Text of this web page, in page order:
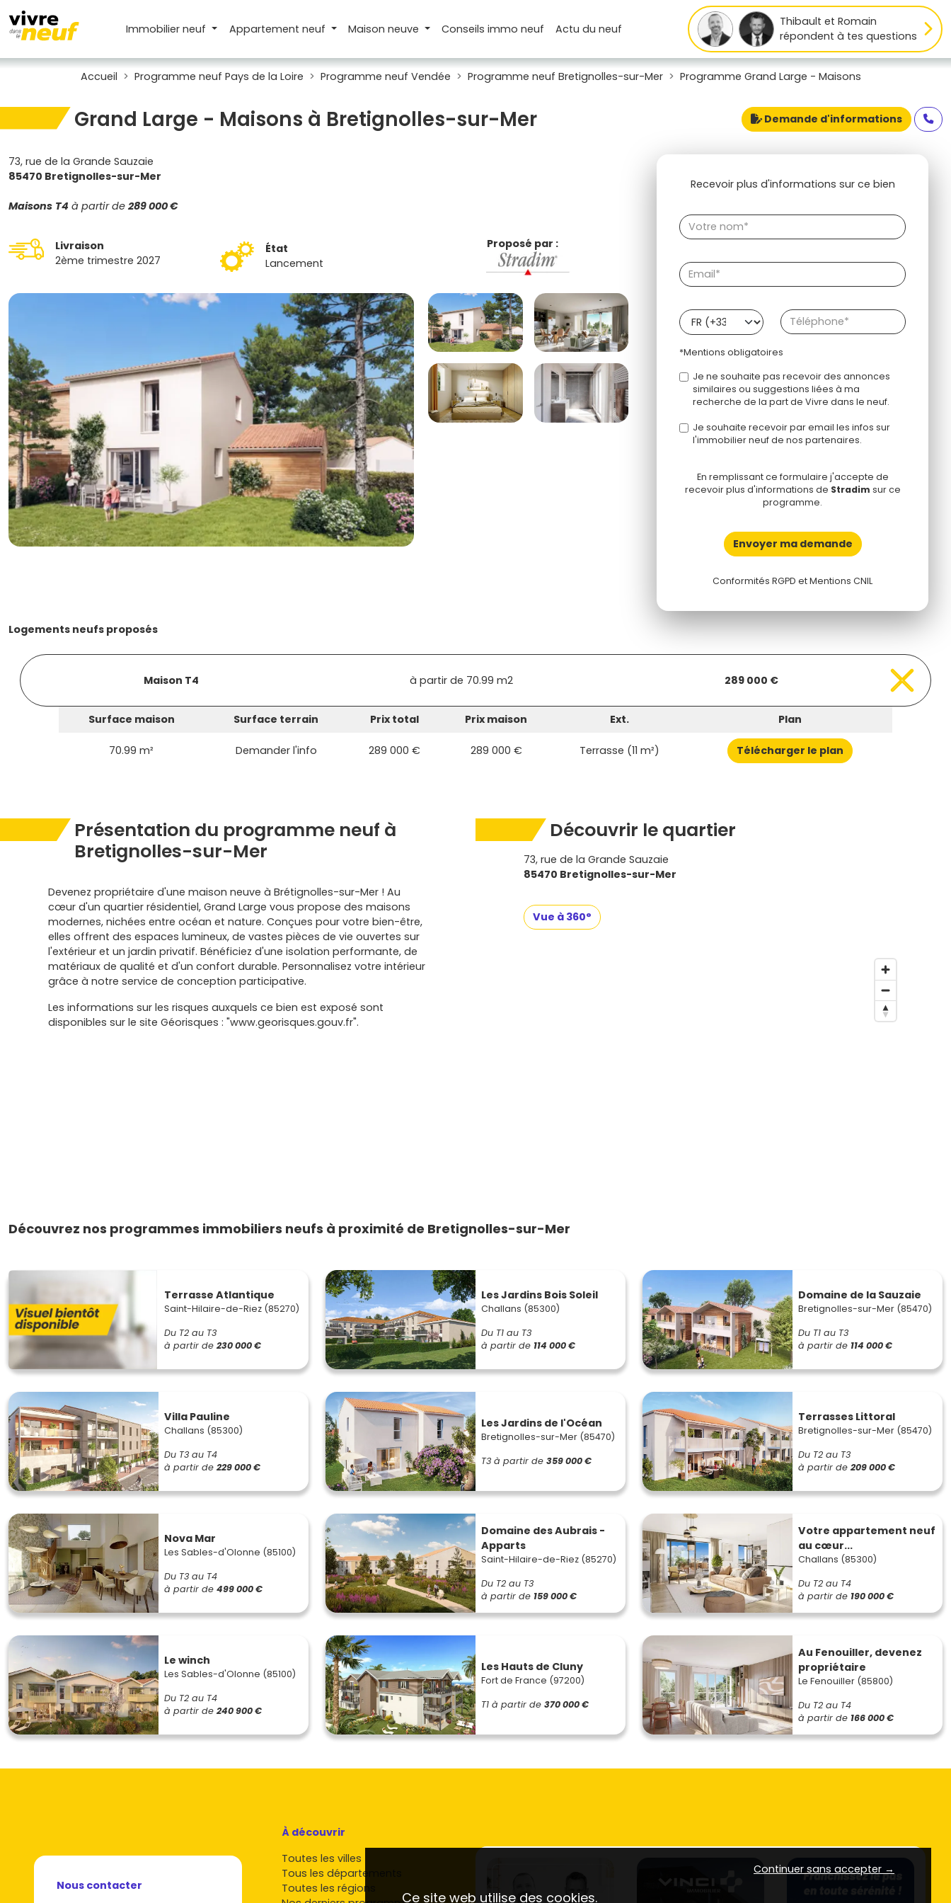
Immobilier neuf Appartement neuf Maison neuve Conseilsimmo neuf Actudu neuf
Thibault et Romain
répondent à tes questions
Accueil Programme neuf Pays de la Loire Programme neuf Vendée Programme neuf Bretignolles-sur-Mer Programme Grand Large - Maisons
Grand Large - Maisons à Bretignolles-sur-Mer Demande d'informations
73, rue de la Grande Sauzaie
85470 Bretignolles-sur-Mer
Maisons T4 à partir de 289 000 €
Livraison
2ème trimestre 2027
État
Lancement
Proposé par :
Recevoir plus d'informations sur ce bien
*Mentions obligatoires
Je ne souhaite pas recevoir des annonces
similaires ou suggestions liées à ma
recherche de la part de Vivre dans le neuf.
Je souhaite recevoir par email les infos sur
l'immobilier neuf de nos partenaires.
En remplissant ce formulaire j'accepte de
recevoir plus d'informations de Stradim sur ce
programme.
Envoyer ma demande
Conformités RGPD et Mentions CNIL
Logements neufs proposés
Maison T4 à partir de 70.99 m2 289 000 €
Surface maison Surface terrain Prix total Prix maison Ext. Plan
70.99 m² Demander l'info 289 000 € 289 000 € Terrasse (11 m²) Télécharger le plan
Présentation du programme neuf à
Bretignolles-sur-Mer
Devenez propriétaire d'une maison neuve à Brétignolles-sur-Mer ! Au
cœur d'un quartier résidentiel, Grand Large vous propose des maisons
modernes, nichées entre océan et nature. Conçues pour votre bien-être,
elles offrent des espaces lumineux, de vastes pièces de vie ouvertes sur
l'extérieur et un jardin privatif. Bénéficiez d'une isolation performante, de
matériaux de qualité et d'un confort durable. Personnalisez votre intérieur
grâce à notre service de conception participative.
Les informations sur les risques auxquels ce bien est exposé sont
disponibles sur le site Géorisques : "www.georisques.gouv.fr".
Découvrir le quartier
73, rue de la Grande Sauzaie
85470 Bretignolles-sur-Mer
Vue à 360°
Découvrez nos programmes immobiliers neufs à proximité de Bretignolles-sur-Mer
Terrasse Atlantique
Saint-Hilaire-de-Riez (85270)
Du T2 au T3
à partir de 230 000 €
Les Jardins Bois Soleil
Challans (85300)
Du T1 au T3
à partir de 114 000 €
Domaine de la Sauzaie
Bretignolles-sur-Mer (85470)
Du T1 au T3
à partir de 114 000 €
Villa Pauline
Challans (85300)
Du T3 au T4
à partir de 229 000 €
Les Jardins de l'Océan
Bretignolles-sur-Mer (85470)
T3 à partir de 359 000 €
Terrasses Littoral
Bretignolles-sur-Mer (85470)
Du T2 au T3
à partir de 209 000 €
Nova Mar
Les Sables-d'Olonne (85100)
Du T3 au T4
à partir de 499 000 €
Domaine des Aubrais -
Apparts
Saint-Hilaire-de-Riez (85270)
Du T2 au T3
à partir de 159 000 €
Votre appartement neuf
au cœur...
Challans (85300)
Du T2 au T4
à partir de 190 000 €
Le winch
Les Sables-d'Olonne (85100)
Du T2 au T4
à partir de 240 900 €
Les Hauts de Cluny
Fort de France (97200)
T1 à partir de 370 000 €
Au Fenouiller, devenez
propriétaire
Le Fenouiller (85800)
Du T2 au T4
à partir de 166 000 €
Nous contacter
À découvrir
Toutes les villes
Tous les départements
Toutes les régions
Continuer sans accepter →
Ce site web utilise des cookies.